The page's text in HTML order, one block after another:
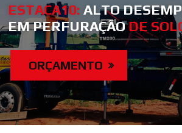
ESTACA10: ALTO
EM PERFURAÇÃODE
ORÇAMENTO